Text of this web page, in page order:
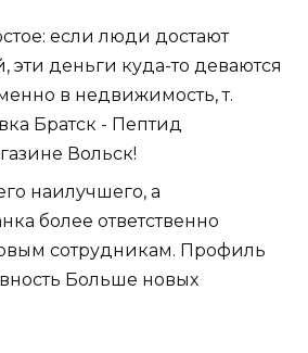
если люди достают
эти деньги куда-то деваются
в недвижимость, т.
Братск - Пептид
Вольск!
наилучшего, а
более ответственно
сотрудникам. Профиль
Больше новых